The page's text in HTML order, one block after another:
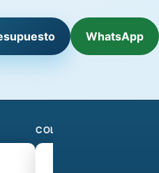
WhatsApp
COLABORAMOS CON: